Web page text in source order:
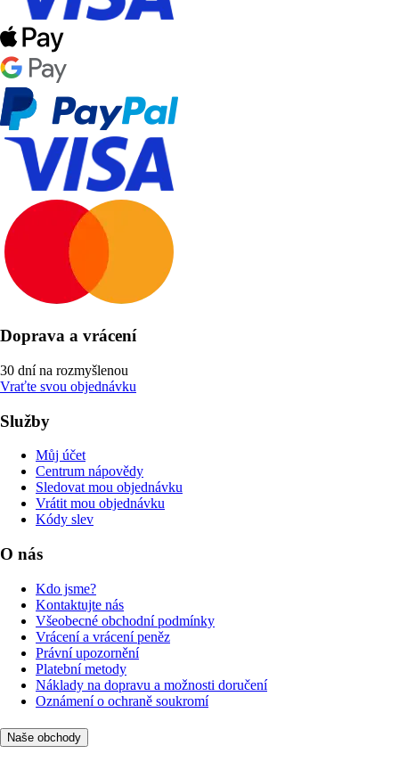
Doprava a vrácení
30 dní na rozmyšlenou
Vraťte svou objednávku
Služby
Můj účet
Centrum nápovědy
Sledovat mou objednávku
Vrátit mou objednávku
Kódy slev
O nás
Kdo jsme?
Kontaktujte nás
Všeobecné obchodní podmínky
Vrácení a vrácení peněz
Právní upozornění
Platební metody
Náklady na dopravu a možnosti doručení
Oznámení o ochraně soukromí
Naše obchody